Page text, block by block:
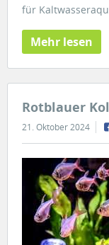
für
Mehr lesen
Rotblauer
21. Oktober 2024